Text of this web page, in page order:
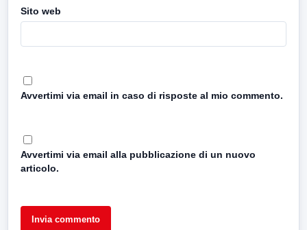
Sito web
Avvertimi via email in caso di risposte al mio commento.
Avvertimi via email alla pubblicazione di un nuovo
articolo.